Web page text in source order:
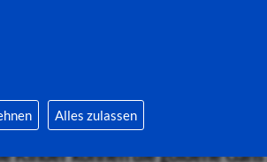
Alles zulassen
osthessennews -
noch bis
GOLDENE GANS im
ausverkauft, nur für die
- und die goldene Gans -
Kinder können die goldene